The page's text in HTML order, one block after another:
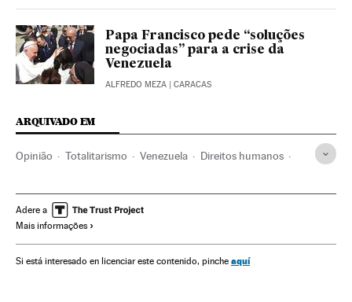
Papa Francisco pede “soluções
negociadas” para a crise da
Venezuela
ALFREDO MEZA | CARACAS
ARQUIVADO EM
Opinião Totalitarismo Venezuela Direitos humanos
América Delitos Política
Nicolás Maduro
Adere a
Mais informações
Si está interesado en licenciar este contenido, pinche aquí